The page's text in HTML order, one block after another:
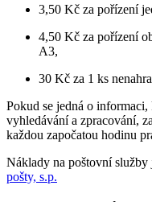
3,50 Kč za pořízení
4,50 Kč za pořízení
A3,
30 Kč za 1 ks
Pokud se jedná o
vyhledávání a zpracování,
každou započatou hodinu
Náklady na poštovní služby
pošty, s.p.